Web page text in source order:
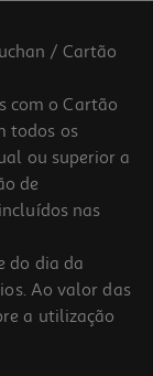
/ Cartão
com o Cartão
todos os
ou superior a
de
nas
do dia da
Ao valor das
a utilização